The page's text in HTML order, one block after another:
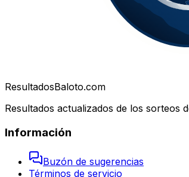
ResultadosBaloto.com
Resultados actualizados de los sorteos
Información
Buzón de sugerencias
Términos de servicio